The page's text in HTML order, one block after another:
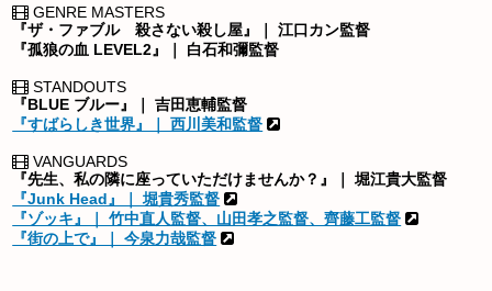
GENRE MASTERS
『ザ・ファブル 殺さない殺し屋』｜ 江口カン監督
『孤狼の血 LEVEL2』｜ 白石和彌監督
STANDOUTS
『BLUE ブルー』｜ 吉田恵輔監督
『すばらしき世界』｜ 西川美和監督
VANGUARDS
『先生、私の隣に座っていただけませんか？』｜ 堀江貴大監督
『Junk Head』｜ 堀貴秀監督
『ゾッキ』｜ 竹中直人監督、山田孝之監督、齊藤工監督
『街の上で』｜ 今泉力哉監督